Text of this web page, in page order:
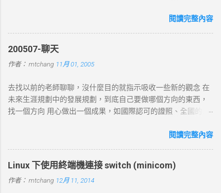
以下幾個主要步驟： 1. DNS 查詢 目標 ：解析主機名 (如
進行查詢，獲取目標伺服器的 IP 地址。 結果 ：若查詢成功，
返回 IP 地址， curl 將繼續下一步。若查詢失敗， curl 則返回
DNS 錯誤並中止。 2. TCP 三向交握 (Three-Way Handshake) 目
核發送一個 SYN 封包，目標伺服器回應 SYN-ACK ，然後 curl
返回 ACK 完成三向交握，建立起 TCP 連線。 結果 ：若在 --
connect-timeout 設定時間內未完成三向交握，則連線失敗並返
HTTP 請求，根據 URL 設定不同的請求方法（如 GET 、 POST
）。 過程 ： curl 構建 HTTP 請求標頭並附加任何所需的數據
（如表單數據），然後通過已建立的 TCP 連線將請求發送到伺
服器。 結果 ：伺服器接收請求並準備回應，若過程中出現網路
問題，則請求可能中止或失敗。 4. 伺服器處理請求並返回回應
閱讀完整內容
200507-聊天
作者： mtchang 11月 01, 2005
去找以前的老師聊聊，沒什麼目的就指示吸收一些新的觀念 在
未來生涯規劃中的發展規劃，到底自己要做哪個方向的東西，
找一個方向 用心做出一個成果，如國際認可的證照、全國的比
路。以目前技術而言要就做最大最廣，否則 就做最小最少，避
X-windows上程式的開發： http://www.wxwidgets.org/
http://tavi.debian.org.tw/index.php?page=wxWindows * 使用
Java在嵌入式系統上的開發 當然如果在學習過程中，有好的工
閱讀完整內容
Linux 下使用終端機連接 switch (minicom)
作者： mtchang 12月 11, 2014